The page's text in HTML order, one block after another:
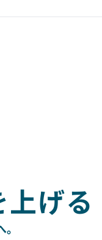
上げる
。